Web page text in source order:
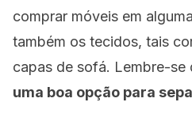
comprar móveis em
também os tecidos, tais
capas de sofá. Lembre-se
uma boa opção para